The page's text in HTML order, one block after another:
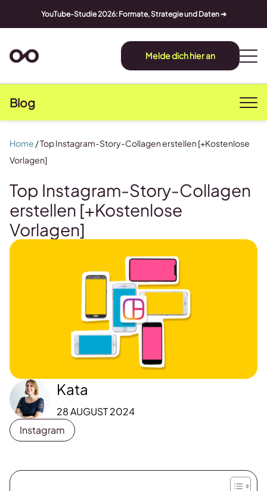
YouTube-Studie 2026: Formate, Strategie und Daten ➔
Melde dich hier an
Blog
Top Instagram-Story-Collagen
erstellen [+Kostenlose
Vorlagen]
Kata
28 AUGUST 2024
Instagram
Home /Top Instagram-Story-Collagen erstellen [+Kostenlose
Vorlagen]